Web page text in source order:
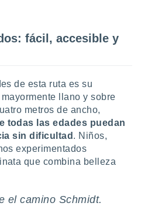
fácil, accesible y
de esta ruta es su
llano y sobre
metros de ancho,
todas las edades puedan
sin dificultad . Niños,
experimentados
que combina belleza
el camino Schmidt.